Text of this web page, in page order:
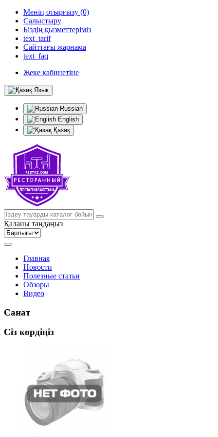
Менің отырғызу (0)
Салыстыру
Біздің қызметтеріміз
text_tarif
Сайттағы жарнама
text_faq
Жеке кабинетіне
Язык
Russian
English
Қазақ
Қаланы таңдаңыз
Главная
Новости
Полезные статьи
Обзоры
Видео
Санат
Сіз көрдіңіз